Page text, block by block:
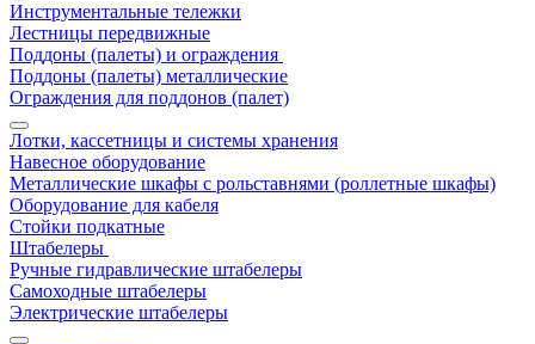
Инструментальные тележки
Лестницы передвижные
Поддоны (палеты) и ограждения
Поддоны (палеты) металлические
Ограждения для поддонов (палет)
Лотки, кассетницы и системы хранения
Навесное оборудование
Металлические шкафы с рольставнями (роллетные шкафы)
Оборудование для кабеля
Стойки подкатные
Штабелеры
Ручные гидравлические штабелеры
Самоходные штабелеры
Электрические штабелеры